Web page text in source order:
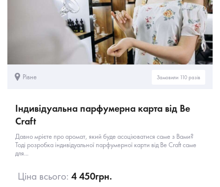
Рівне Замовили 110 разів
Індивідуальна парфумерна карта від Be
Craft
Давно мрієте про аромат, який буде асоціюватися саме з Вами?
Тоді розробка індивідуальної парфумерної карти від Be Craft саме
для...
Ціна всього: 4 450грн.